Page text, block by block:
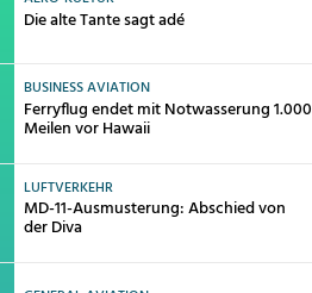
Die alte Tante sagt adé
BUSINESS AVIATION
Ferryflug endet mit Notwasserung 1.000
Meilen vor Hawaii
LUFTVERKEHR
MD-11-Ausmusterung: Abschied von
der Diva